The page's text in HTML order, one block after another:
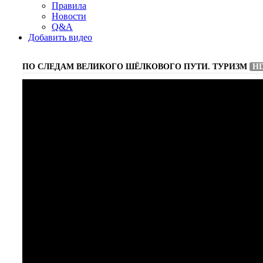
Правила
Новости
Q&A
Добавить видео
ПО СЛЕДАМ ВЕЛИКОГО ШЁЛКОВОГО ПУТИ. ТУРИЗМ